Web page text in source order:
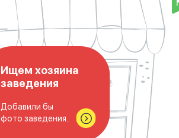
Ищем хозяина
заведения
Добавили бы
фото заведения..